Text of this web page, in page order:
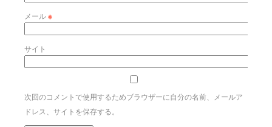
メール※
サイト
次回のコメントで使用するためブラウザーに自分の名前、メールア
ドレス、サイトを保存する。